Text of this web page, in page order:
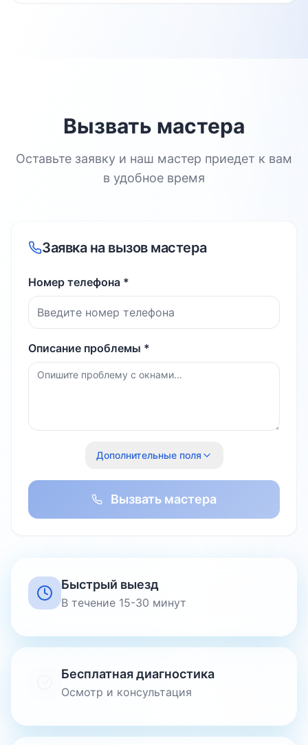
Вызвать мастера
Оставьте заявку и наш мастер приедет к вам
в удобное время
Заявка на вызов мастера
Номер телефона *
Описание проблемы *
Дополнительные поля
Вызвать мастера
Быстрый выезд
В течение 15-30 минут
Бесплатная диагностика
Осмотр и консультация